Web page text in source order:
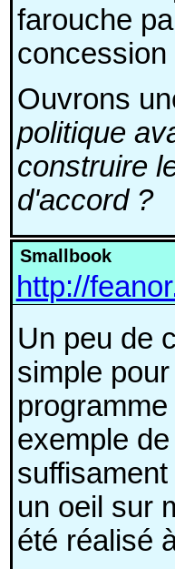
farouche
Ouvrons
politique
construire
d'accord ?
Smallbook
http://
Un peu de
simple
exemple
un oeil sur
été réalisé